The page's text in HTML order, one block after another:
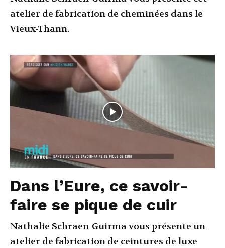
atelier de fabrication de cheminées dans le
Vieux-Thann.
Dans l’Eure, ce savoir-
faire se pique de cuir
Nathalie Schraen-Guirma vous présente un
atelier de fabrication de ceintures de luxe